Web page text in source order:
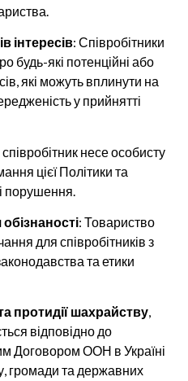
інтересів: Співробітники
будь-які потенційні або
які можуть вплинути на
у прийнятті
несе особисту
цієї Політики та
порушення.
: Товариство
для співробітників з
та етики
протидії шахрайству,
відповідно до
Договором ООН в Україні
громади та державних